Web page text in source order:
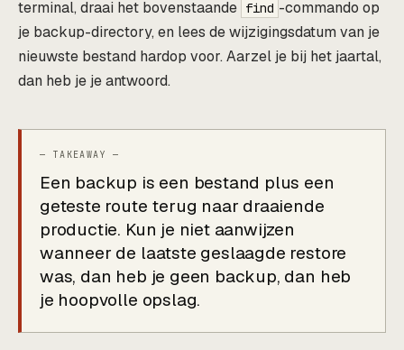
terminal, draai het bovenstaande find -commando op
je backup-directory, en lees de wijzigingsdatum van je
nieuwste bestand hardop voor. Aarzel je bij het jaartal,
dan heb je je antwoord.
Een backup is een bestand plus een
geteste route terug naar draaiende
productie. Kun je niet aanwijzen
wanneer de laatste geslaagde restore
was, dan heb je geen backup, dan heb
je hoopvolle opslag.